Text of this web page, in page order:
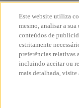
Os
Este website utiliza
mesmo, analisar a
conteúdos de
estritamente
preferências relativas
incluindo aceitar ou
mais detalhada, visite